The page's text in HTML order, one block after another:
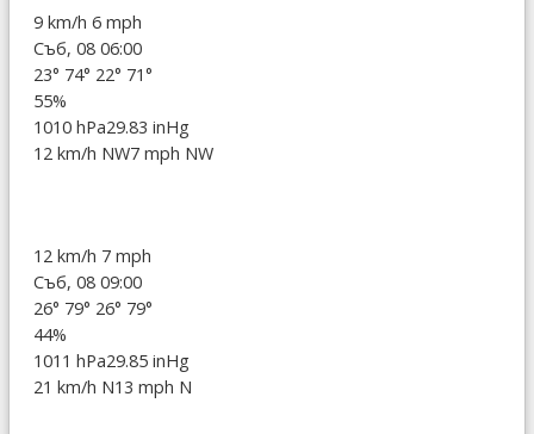
9 km/h 6 mph
Съб, 08 06:00
23° 74° 22° 71°
55%
1010 hPa29.83 inHg
12 km/h NW7 mph NW
12 km/h 7 mph
Съб, 08 09:00
26° 79° 26° 79°
44%
1011 hPa29.85 inHg
21 km/h N13 mph N